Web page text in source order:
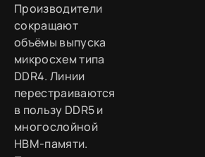
Производители
сокращают
объёмы выпуска
микросхем типа
DDR4. Линии
перестраиваются
в пользу DDR5 и
многослойной
HBM-памяти.